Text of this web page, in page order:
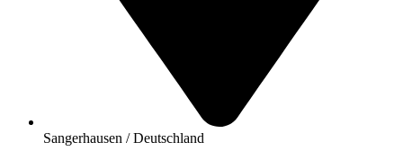
Sangerhausen / Deutschland